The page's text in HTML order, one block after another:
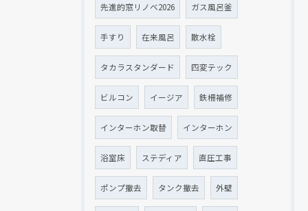
先進的窓リノベ2026 ガス風呂釜
手すり 在来風呂 散水栓
タカラスタンダード 四変テック
ビルコン イージア 鉄柵補修
インターホン取替 インターホン
浴室床 ステディア 直圧工事
ポンプ撤去 タンク撤去 外壁